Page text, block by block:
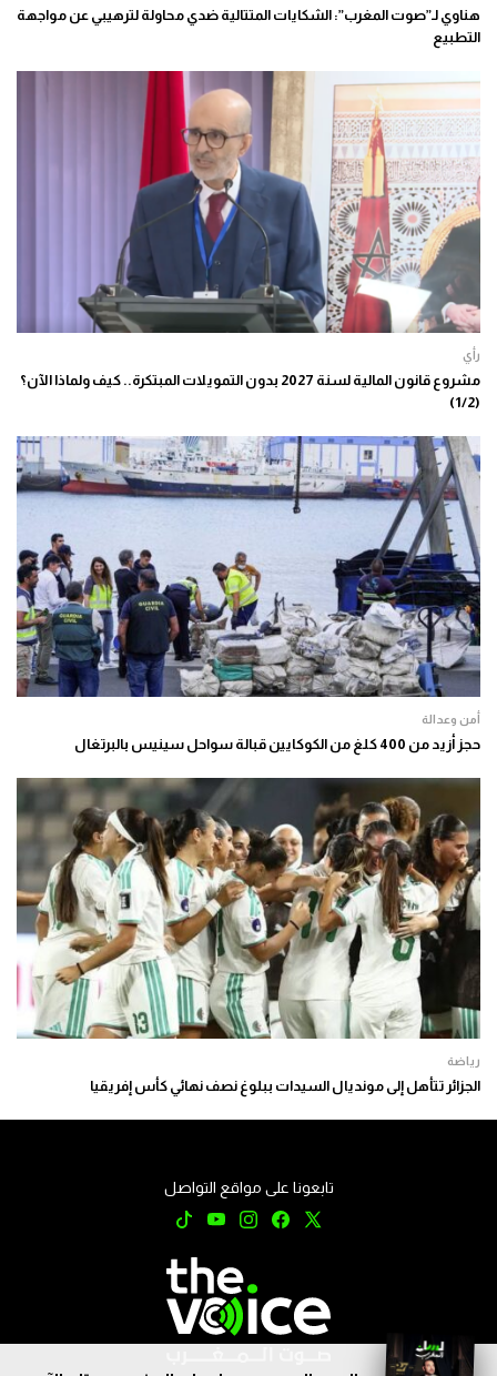
هناوي لـ”صوت المغرب”: الشكايات المتتالية ضدي محاولة لترهيبي عن مواجهة
التطبيع
رأي
مشروع قانون المالية لسنة 2027 بدون التمويلات المبتكرة.. كيف ولماذا الآن؟
(1/2)
أمن وعدالة
حجز أزيد من 400 كلغ من الكوكايين قبالة سواحل سينيس بالبرتغال
رياضة
الجزائر تتأهل إلى مونديال السيدات ببلوغ نصف نهائي كأس إفريقيا
تابعونا على مواقع التواصل